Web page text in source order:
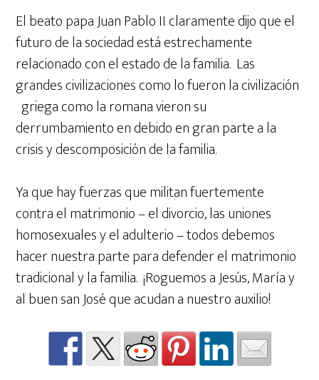
El beato papa Juan Pablo II claramente dijo que el
futuro de la sociedad está estrechamente
relacionado con el estado de la familia. Las
grandes civilizaciones como lo fueron la civilización
griega como la romana vieron su
derrumbamiento en debido en gran parte a la
crisis y descomposición de la familia.
Ya que hay fuerzas que militan fuertemente
contra el matrimonio – el divorcio, las uniones
homosexuales y el adulterio – todos debemos
hacer nuestra parte para defender el matrimonio
tradicional y la familia. ¡Roguemos a Jesús, María y
al buen san José que acudan a nuestro auxilio!